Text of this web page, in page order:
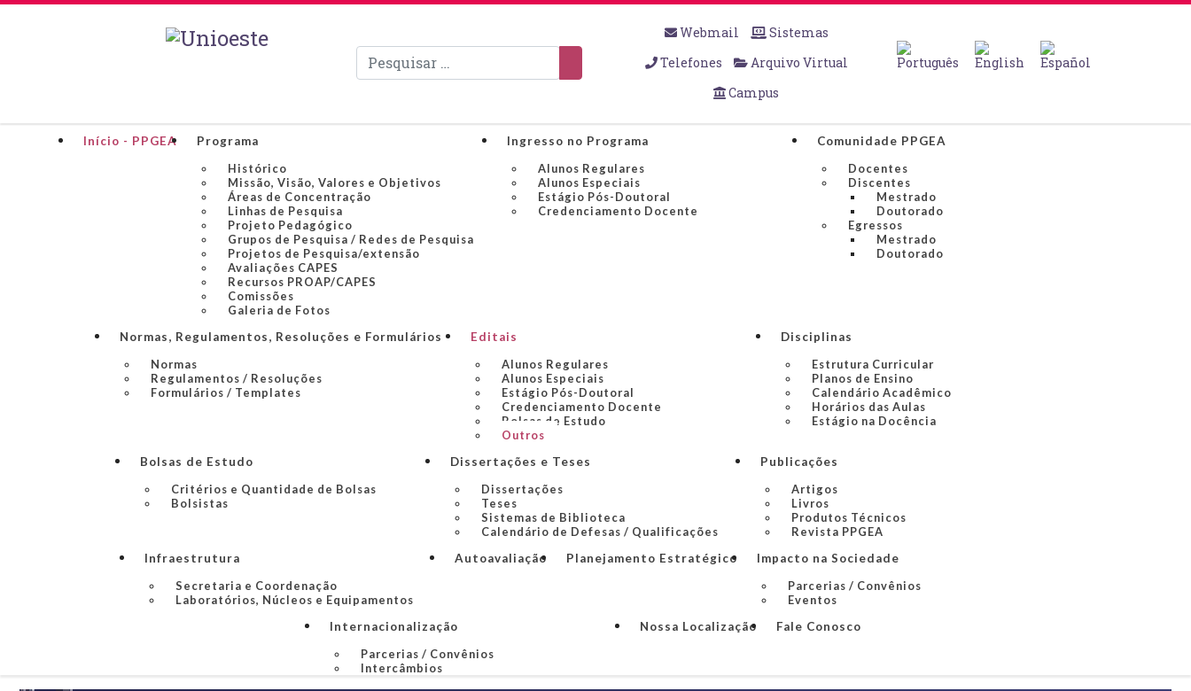
Pesquisar
Webmail
Sistemas
Telefones
Arquivo Virtual
Campus
Início - PPGEA
Programa
Histórico
Missão, Visão, Valores e Objetivos
Áreas de Concentração
Linhas de Pesquisa
Projeto Pedagógico
Grupos de Pesquisa / Redes de Pesquisa
Projetos de Pesquisa/extensão
Avaliações CAPES
Recursos PROAP/CAPES
Comissões
Galeria de Fotos
Ingresso no Programa
Alunos Regulares
Alunos Especiais
Estágio Pós-Doutoral
Credenciamento Docente
Comunidade PPGEA
Docentes
Discentes
Mestrado
Doutorado
Egressos
Mestrado
Doutorado
Normas, Regulamentos, Resoluções e Formulários
Normas
Regulamentos / Resoluções
Formulários / Templates
Editais
Alunos Regulares
Alunos Especiais
Estágio Pós-Doutoral
Credenciamento Docente
Bolsas de Estudo
Outros
Disciplinas
Estrutura Curricular
Planos de Ensino
Calendário Acadêmico
Horários das Aulas
Estágio na Docência
Bolsas de Estudo
Critérios e Quantidade de Bolsas
Bolsistas
Dissertações e Teses
Dissertações
Teses
Sistemas de Biblioteca
Calendário de Defesas / Qualificações
Publicações
Artigos
Livros
Produtos Técnicos
Revista PPGEA
Infraestrutura
Secretaria e Coordenação
Laboratórios, Núcleos e Equipamentos
Autoavaliação Planejamento Estratégico
Impacto na Sociedade
Parcerias / Convênios
Eventos
Internacionalização
Parcerias / Convênios
Intercâmbios
Nossa Localização Fale Conosco